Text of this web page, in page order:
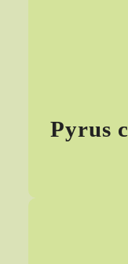
Pyrus